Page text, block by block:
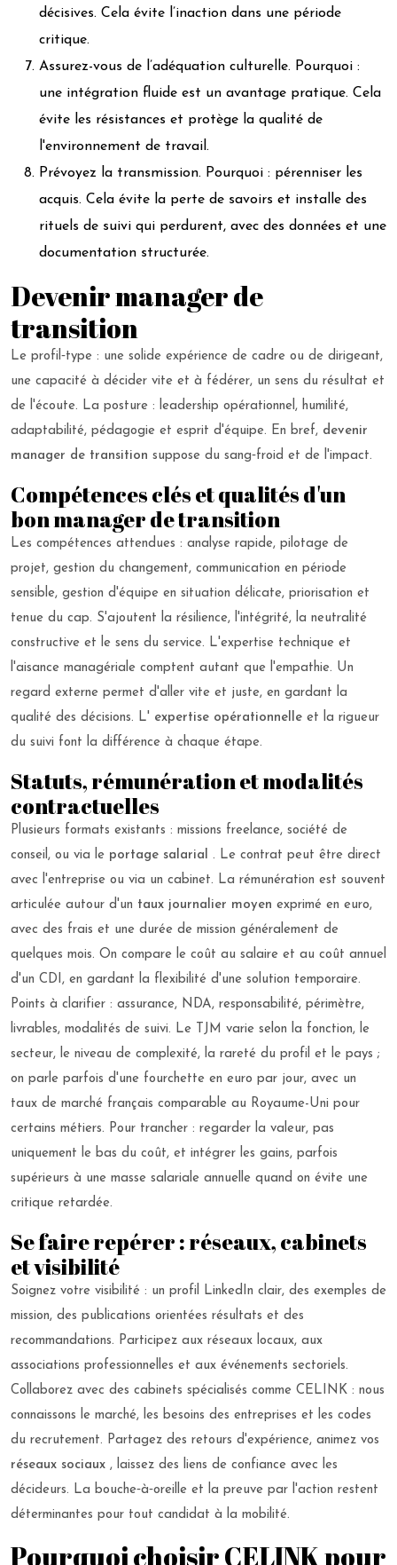
décisives. Cela évite l’inaction dans une période
critique.
Assurez-vous de l’adéquation culturelle. Pourquoi :
une intégration fluide est un avantage pratique. Cela
évite les résistances et protège la qualité de
l'environnement de travail.
Prévoyez la transmission. Pourquoi : pérenniser les
acquis. Cela évite la perte de savoirs et installe des
rituels de suivi qui perdurent, avec des données et une
documentation structurée.
Devenir manager de
transition
Le profil‑type : une solide expérience de cadre ou de dirigeant,
une capacité à décider vite et à fédérer, un sens du résultat et
de l'écoute. La posture : leadership opérationnel, humilité,
adaptabilité, pédagogie et esprit d'équipe. En bref, devenir
manager de transition suppose du sang‑froid et de l'impact.
Compétences clés et qualités d'un
bon manager de transition
Les compétences attendues : analyse rapide, pilotage de
projet, gestion du changement, communication en période
sensible, gestion d'équipe en situation délicate, priorisation et
tenue du cap. S'ajoutent la résilience, l'intégrité, la neutralité
constructive et le sens du service. L'expertise technique et
l'aisance managériale comptent autant que l'empathie. Un
regard externe permet d'aller vite et juste, en gardant la
qualité des décisions. L' expertise opérationnelle et la rigueur
du suivi font la différence à chaque étape.
Statuts, rémunération et modalités
contractuelles
Plusieurs formats existants : missions freelance, société de
conseil, ou via le portage salarial
. Le contrat peut être direct
avec l'entreprise ou via un cabinet. La rémunération est souvent
articulée autour d'un taux journalier moyen exprimé en euro,
avec des frais et une durée de mission généralement de
quelques mois. On compare le coût au salaire et au coût annuel
d'un CDI, en gardant la flexibilité d'une solution temporaire.
Points à clarifier : assurance, NDA, responsabilité, périmètre,
livrables, modalités de suivi. Le TJM varie selon la fonction, le
secteur, le niveau de complexité, la rareté du profil et le pays ;
on parle parfois d'une fourchette en euro par jour, avec un
taux de marché français comparable au Royaume-Uni pour
certains métiers. Pour trancher : regarder la valeur, pas
uniquement le bas du coût, et intégrer les gains, parfois
supérieurs à une masse salariale annuelle quand on évite une
critique retardée.
Se faire repérer : réseaux, cabinets
et visibilité
Soignez votre visibilité : un profil LinkedIn clair, des exemples de
mission, des publications orientées résultats et des
recommandations. Participez aux réseaux locaux, aux
associations professionnelles et aux événements sectoriels.
Collaborez avec des cabinets spécialisés comme CELINK : nous
connaissons le marché, les besoins des entreprises et les codes
du recrutement. Partagez des retours d'expérience, animez vos
réseaux sociaux , laissez des liens de confiance avec les
décideurs. La bouche‑à‑oreille et la preuve par l'action restent
déterminantes pour tout candidat à la mobilité.
Pourquoi choisir CELINK pour